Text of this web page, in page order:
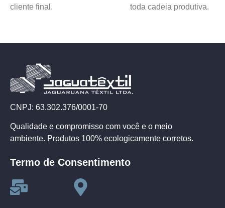
cliente final.
toda cadeia produtiva.
CNPJ: 63.302.376/0001-70
Qualidade e compromisso com você e o meio
ambiente. Produtos 100% ecologicamente corretos.
Termo de Consentimento